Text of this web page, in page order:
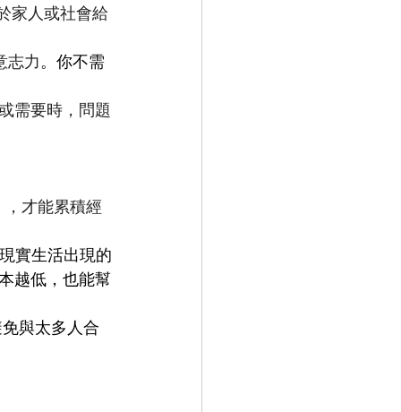
家人或社會給
志力。你不需
需要時，問題
，才能累積經
實生活出現的
越低，也能幫
與太多人合